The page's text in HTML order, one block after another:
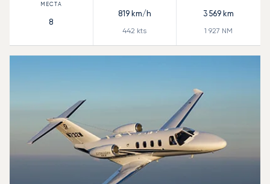
8
819km/h
442 kts
3 569 km
1 927 NM